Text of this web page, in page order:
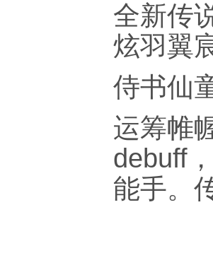
全新传
炫羽翼
侍书仙
运筹帷
debuff
能手。